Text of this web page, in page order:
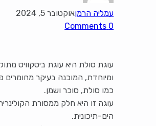
עמליה הרמןאוקטובר 5, 2024
0 Comments
עוגת סולת היא עוגת ביסקוויט
ומיוחדת, המוכנה בעיקר מחומרים
כמו סולת, סוכר ושמן.
עוגה זו היא חלק ממסורת
הים-תיכונית.